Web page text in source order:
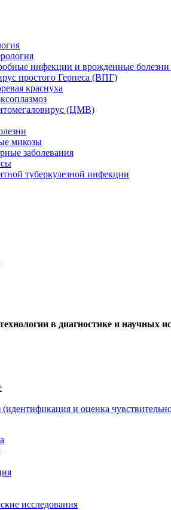
инфекции и врожденные
простого Герпеса (ВПГ)
краснуха
(ЦМВ)
микозы
заболевания
туберкулезной инфекции
в диагностике и научных
и оценка
исследования